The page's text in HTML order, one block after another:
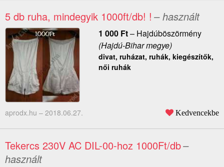
5 db ruha, mindegyik 1000ft/db! ! – használt
1 000 Ft– Hajdúböszörmény
(Hajdú-Bihar megye)
divat, ruházat, ruhák, kiegészítők,
női ruhák
aprodx.hu – 2018.06.27. Kedvencekbe
Tekercs 230V AC DIL-00-hoz 1000Ft/db–
használt